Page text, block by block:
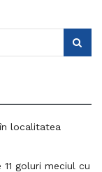
localitatea
goluri meciul cu